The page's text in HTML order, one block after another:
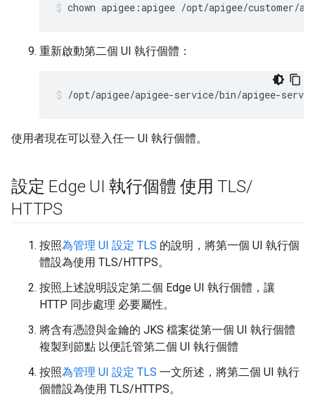
chown apigee:apigee /opt/apigee/customer/
重新啟動第二個 UI 執行個體：
/opt/apigee/apigee-service/bin/apigee-
使用者現在可以登入任一 UI 執行個體。
設定 Edge UI 執行個體 使用 TLS/
HTTPS
按照為管理 UI 設定 TLS 的說明，將第一個 UI 執行個
體設為使用 TLS/HTTPS。
按照上述說明設定第二個 Edge UI 執行個體，讓
HTTP 同步處理 必要屬性。
將含有憑證與金鑰的 JKS 檔案從第一個 UI 執行個體
複製到節點 以便託管第二個 UI 執行個體
按照為管理 UI 設定 TLS 一文所述，將第二個 UI 執行
個體設為使用 TLS/HTTPS。